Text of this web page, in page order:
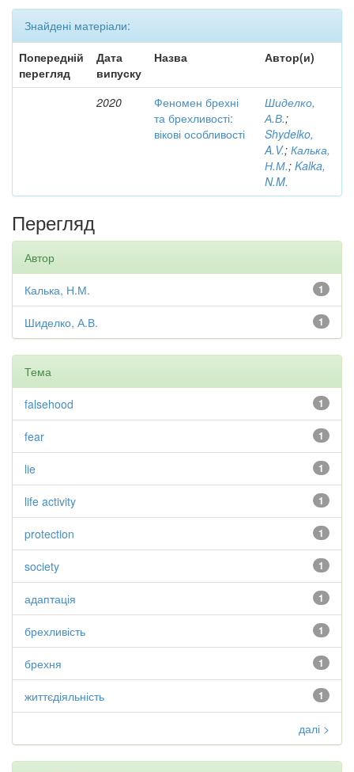
Знайдені матеріали:
Попередній
перегляд
Дата
випуску
Назва Автор(и)
2020
Феномен брехні
та брехливості:
вікові особливості
Шиделко,
А.В.;
Shydelko,
A.V.; Калька,
Н.М.; Kalka,
N.M.
Перегляд
Автор
1
Калька, Н.М.
1
Шиделко, А.В.
Тема
1
falsehood
1
fear
1
lie
1
life activity
1
protection
1
society
1
адаптація
1
брехливість
1
брехня
1
життєдіяльність
далі >